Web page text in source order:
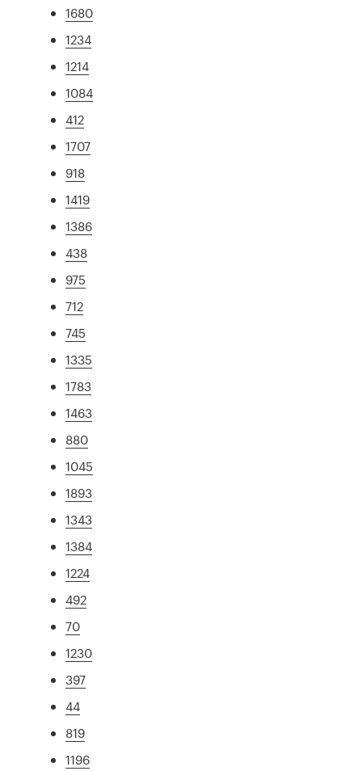
1680
1234
1214
1084
412
1707
918
1419
1386
438
975
712
745
1335
1783
1463
880
1045
1893
1343
1384
1224
492
70
1230
397
44
819
1196